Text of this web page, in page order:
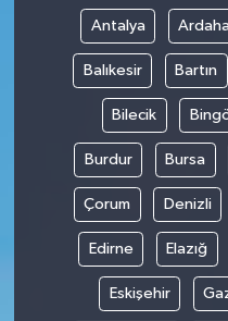
Antalya
Balıkesir Bartın
Bilecik
Burdur Bursa
Çorum Denizli
Edirne Elazığ
Eskişehir